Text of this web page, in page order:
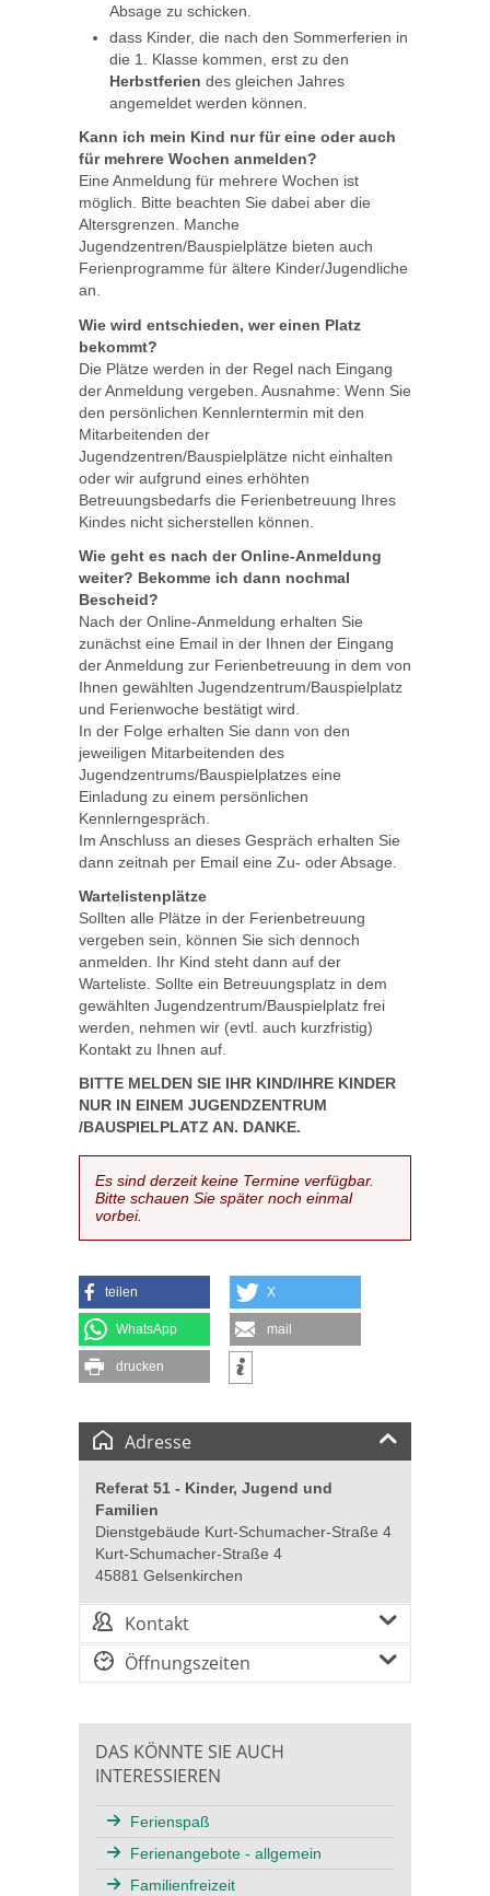
Absage zu schicken.
dass Kinder, die nach den Sommerferien in
die 1. Klasse kommen, erst zu den
Herbstferien des gleichen Jahres
angemeldet werden können.
Kann ich mein Kind nur für eine oder auch
für mehrere Wochen anmelden?
Eine Anmeldung für mehrere Wochen ist
möglich. Bitte beachten Sie dabei aber die
Altersgrenzen. Manche
Jugendzentren/Bauspielplätze bieten auch
Ferienprogramme für ältere Kinder/Jugendliche
an.
Wie wird entschieden, wer einen Platz
bekommt?
Die Plätze werden in der Regel nach Eingang
der Anmeldung vergeben. Ausnahme: Wenn Sie
den persönlichen Kennlerntermin mit den
Mitarbeitenden der
Jugendzentren/Bauspielplätze nicht einhalten
oder wir aufgrund eines erhöhten
Betreuungsbedarfs die Ferienbetreuung Ihres
Kindes nicht sicherstellen können.
Wie geht es nach der Online-Anmeldung
weiter? Bekomme ich dann nochmal
Bescheid?
Nach der Online-Anmeldung erhalten Sie
zunächst eine Email in der Ihnen der Eingang
der Anmeldung zur Ferienbetreuung in dem von
Ihnen gewählten Jugendzentrum/Bauspielplatz
und Ferienwoche bestätigt wird.
In der Folge erhalten Sie dann von den
jeweiligen Mitarbeitenden des
Jugendzentrums/Bauspielplatzes eine
Einladung zu einem persönlichen
Kennlerngespräch.
Im Anschluss an dieses Gespräch erhalten Sie
dann zeitnah per Email eine Zu- oder Absage.
Wartelistenplätze
Sollten alle Plätze in der Ferienbetreuung
vergeben sein, können Sie sich dennoch
anmelden. Ihr Kind steht dann auf der
Warteliste. Sollte ein Betreuungsplatz in dem
gewählten Jugendzentrum/Bauspielplatz frei
werden, nehmen wir (evtl. auch kurzfristig)
Kontakt zu Ihnen auf.
BITTE MELDEN SIE IHR KIND/IHRE KINDER
NUR IN EINEM JUGENDZENTRUM
/BAUSPIELPLATZ AN. DANKE.
Es sind derzeit keine Termine verfügbar.
Bitte schauen Sie später noch einmal
vorbei.
teilen X
WhatsApp mail
drucken
Adresse
Referat 51 - Kinder, Jugend und
Familien
Dienstgebäude Kurt-Schumacher-Straße 4
Kurt-Schumacher-Straße 4
45881 Gelsenkirchen
Kontakt
Öffnungszeiten
DAS KÖNNTE SIE AUCH
INTERESSIEREN
Ferienspaß
Ferienangebote - allgemein
Familienfreizeit